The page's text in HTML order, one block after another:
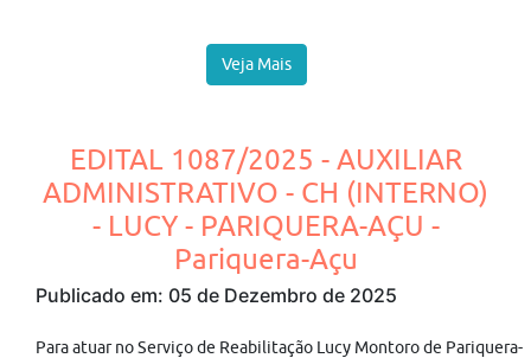
Veja Mais
EDITAL 1087/2025 - AUXILIAR
ADMINISTRATIVO - CH (INTERNO)
- LUCY - PARIQUERA-AÇU -
Pariquera-Açu
Publicado em: 05 de Dezembro de 2025
Para atuar no Serviço de Reabilitação Lucy Montoro de Pariquera-